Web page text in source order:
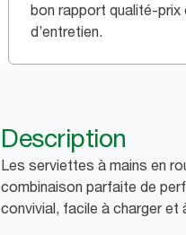
bon rapport qualité-prix
d’entretien.
Description
Les serviettes à mains en
combinaison parfaite de
convivial, facile à charger et